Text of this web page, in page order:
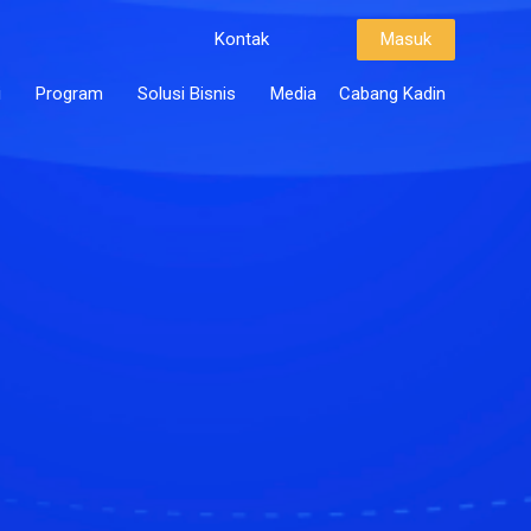
Kontak Masuk
Program Solusi Bisnis Media Cabang Kadin